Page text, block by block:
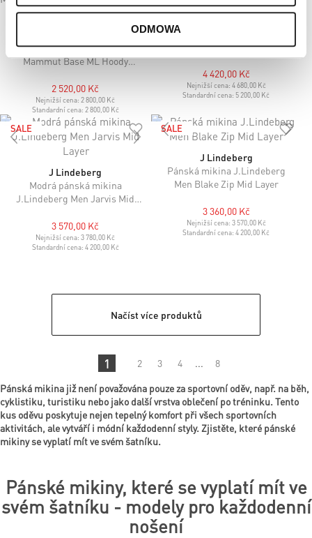
ODMOWA
Pánská mikina Mammut
Mammut Base ML Hoody
2 520,00 Kč
Nejnižší cena:2 800,00 Kč
Standardní cena: 2 800,00 Kč
Pánská mikina Polo Ralph
Lauren v bílé barvě
4 420,00 Kč
Nejnižší cena: 4 680,00 Kč
Standardní cena: 5 200,00 Kč
SALE
J Lindeberg
Modrá pánská mikina
J.Lindeberg Men Jarvis Mid
3 570,00 Kč
Nejnižší cena:3 780,00 Kč
Standardní cena: 4 200,00 Kč
SALE
J Lindeberg
Pánská mikina J.Lindeberg
Men Blake Zip Mid Layer
3 360,00 Kč
Nejnižší cena: 3 570,00 Kč
Standardní cena:4 200,00 Kč
Načíst více produktů
1 2 3 4 ...
8
Pánská mikina již není považována pouze za sportovní oděv, např. na běh,
cyklistiku, turistiku nebo jako další vrstva oblečení po tréninku. Tento
kus oděvu poskytuje nejen tepelný komfort při všech sportovních
aktivitách, ale vytváří i módní každodenní styly. Zjistěte, které pánské
mikiny se vyplatí mít ve svém šatníku.
Pánské mikiny, které se vyplatí mít ve
svém šatníku - modely pro každodenní
nošení